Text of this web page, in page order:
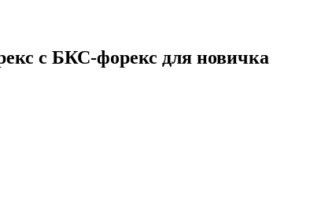
с БКС-форекс для новичка